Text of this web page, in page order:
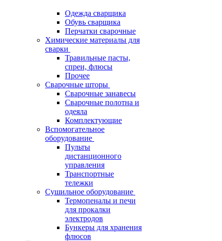
Одежда сварщика
Обувь сварщика
Перчатки сварочные
Химические материалы для
сварки
Травильные пасты,
спреи, флюсы
Прочее
Сварочные шторы
Сварочные занавесы
Сварочные полотна и
одеяла
Комплектующие
Вспомогательное
оборудование
Пульты
дистанционного
управления
Транспортные
тележки
Сушильное оборудование
Термопеналы и печи
для прокалки
электродов
Бункеры для хранения
флюсов